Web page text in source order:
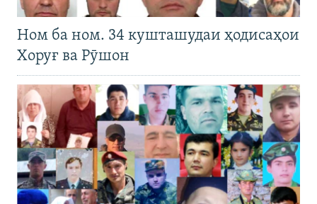
Ном ба ном. 34 кушташудаи ҳодисаҳои
Хоруғ ва Рӯшон